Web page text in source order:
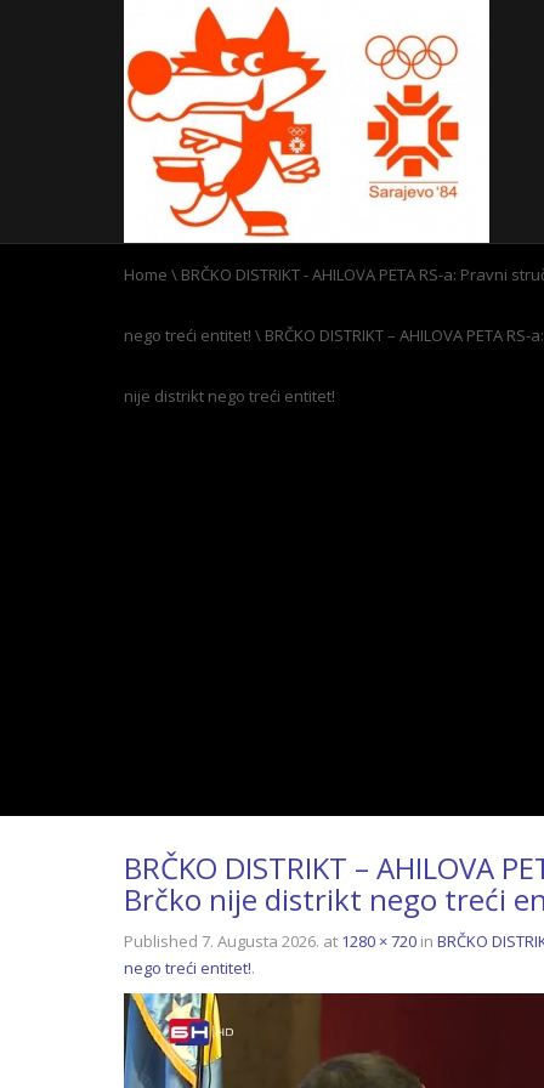
Home \ BRČKO DISTRIKT - AHILOVA PETA RS-a: Pravni
nego treći entitet! \ BRČKO DISTRIKT – AHILOVA PETA
nije distrikt nego treći entitet!
BRČKO DISTRIKT – AHILOVA
Brčko nije distrikt nego treći
Published 7. Augusta 2026. at 1280 × 720 in BRČKO
nego treći entitet!.